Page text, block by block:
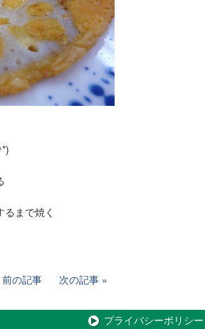
まで焼く
前の記事 次の記事
プライバシーポリシー